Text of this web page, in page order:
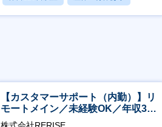
月残業20時間以内
【カスタマーサポート（内勤）】リ
モートメイン／未経験OK／年収340
万～／年間休日125日